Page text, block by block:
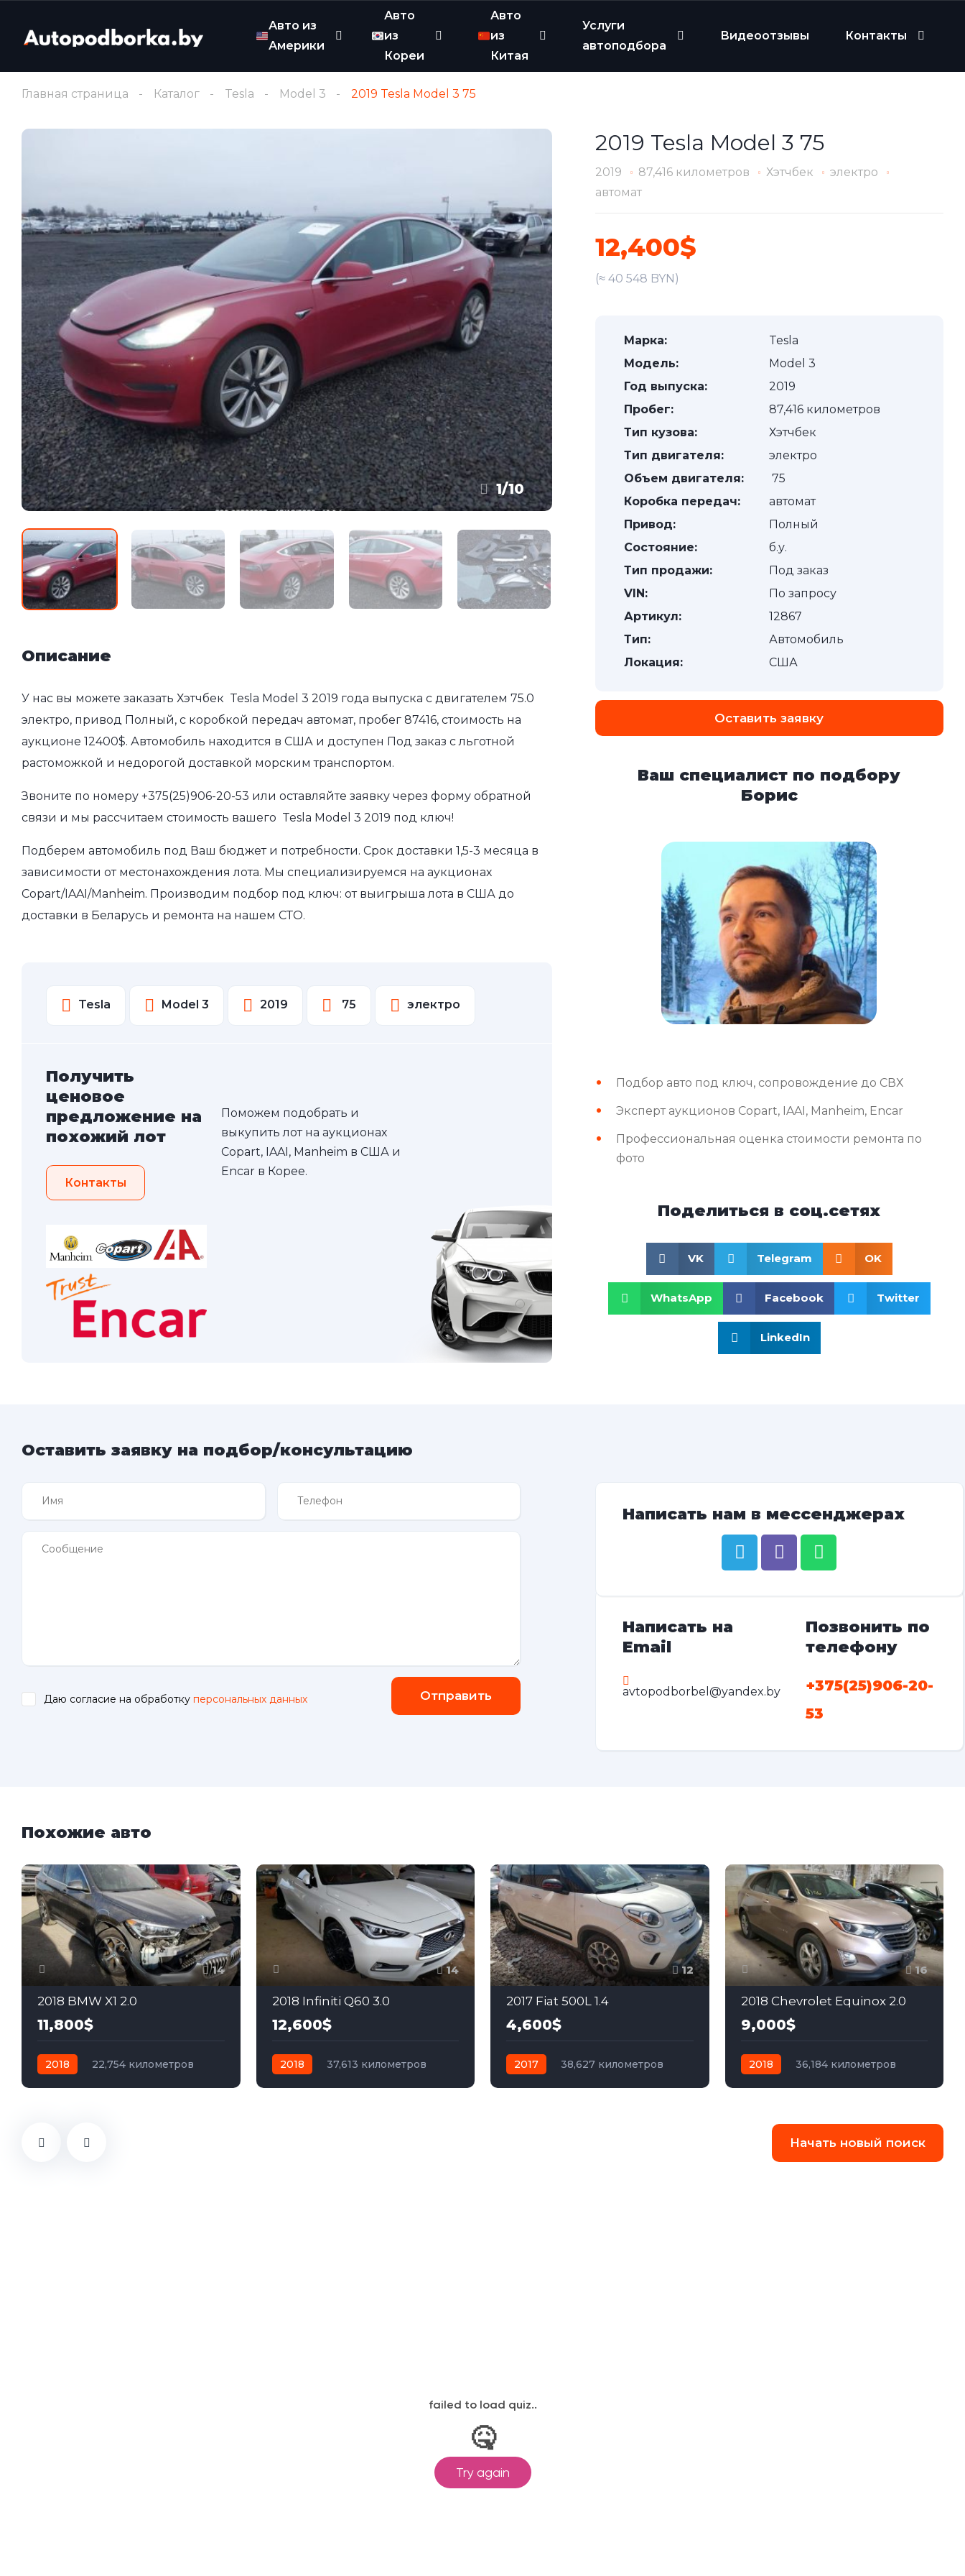
Авто из
Америки
Авто
из
Кореи
Авто
из
Китая
Услуги
автоподбора
Видеоотзывы Контакты
Главная страница Каталог Tesla Model 3 2019 Tesla Model 3 75
1/10
Описание
У нас вы можете заказать Хэтчбек Tesla Model 3 2019 года выпуска с двигателем 75.0
электро, привод Полный, с коробкой передач автомат, пробег 87416, стоимость на
аукционе 12400$. Автомобиль находится в США и доступен Под заказ с льготной
растоможкой и недорогой доставкой морским транспортом.
Звоните по номеру +375(25)906-20-53 или оставляйте заявку через форму обратной
связи и мы рассчитаем стоимость вашего Tesla Model 3 2019 под ключ!
Подберем автомобиль под Ваш бюджет и потребности. Срок доставки 1,5-3 месяца в
зависимости от местонахождения лота. Мы специализируемся на аукционах
Copart/IAAI/Manheim. Производим подбор под ключ: от выигрыша лота в США до
доставки в Беларусь и ремонта на нашем СТО.
Tesla Model 3 2019 75 электро
Получить
ценовое
предложение на
похожий лот
Контакты
Поможем подобрать и
выкупить лот на аукционах
Copart, IAAI, Manheim в США и
Encar в Корее.
2019 Tesla Model 3 75
2019 87,416 километров Хэтчбек
электро
автомат
12,400$
(≈ 40 548 BYN)
Марка:
Tesla
Модель:
Model 3
Год выпуска:
2019
Пробег:
87,416 километров
Тип кузова:
Хэтчбек
Тип двигателя:
электро
Объем двигателя:
75
Коробка передач:
автомат
Привод:
Полный
Состояние:
б.у.
Тип продажи:
Под заказ
VIN:
По запросу
Артикул:
12867
Тип:
Автомобиль
Локация:
США
Оставить заявку
Ваш специалист по подбору
Борис
Подбор авто под ключ, сопровождение до СВХ
Эксперт аукционов Copart, IAAI, Manheim, Encar
Профессиональная оценка стоимости ремонта по
фото
Поделиться в соц.сетях
VK Telegram OK
WhatsApp Facebook Twitter
LinkedIn
Оставить заявку на подбор/консультацию
Даю согласие на обработку персональных данных Отправить
Написать нам в мессенджерах
Написать на
Email
avtopodborbel@yandex.by
Позвонить по
телефону
+375(25)906-20-
53
Похожие авто
14
2018 BMW X1 2.0
11,800$
2018
22,754 километров
14
2018 Infiniti Q60 3.0
12,600$
2018
37,613 километров
12
2017 Fiat 500L 1.4
4,600$
2017
38,627 километров
16
2018 Chevrolet Equinox 2.0
9,000$
2018
36,184 километров
Начать новый поиск